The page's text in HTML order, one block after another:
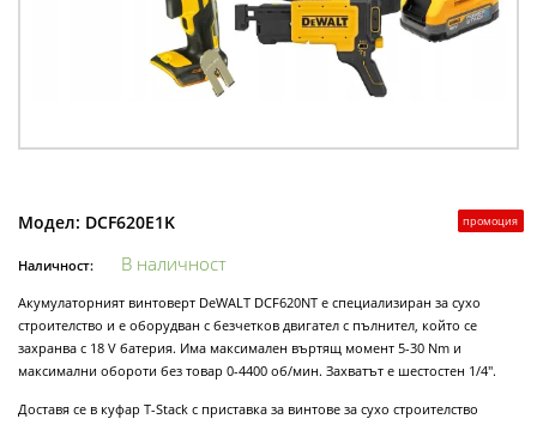
промоция
Модел: DCF620E1K
Наличност: В наличност
Акумулаторният винтоверт DeWALT DCF620NT е специализиран за сухо
строителство и е оборудван с безчетков двигател с пълнител, който се
захранва с 18 V батерия. Има максимален въртящ момент 5-30 Nm и
максимални обороти без товар 0-4400 об/мин. Захватът е шестостен 1/4".
Доставя се в куфар T-Stack с приставка за винтове за сухо строителство